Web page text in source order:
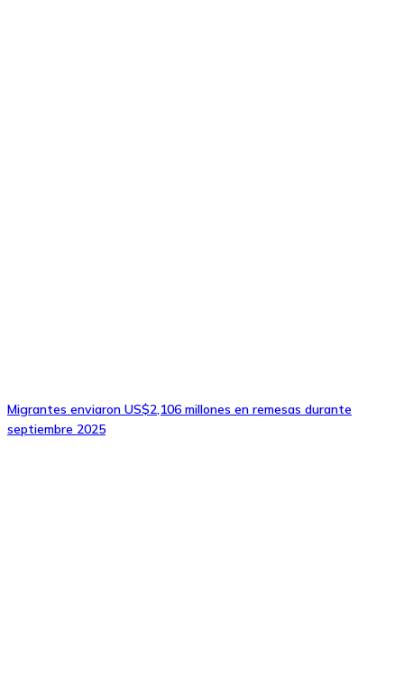
Migrantes enviaron US$2,106 millones en remesas durante
septiembre 2025